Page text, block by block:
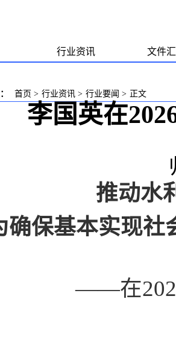
行业资讯 文件
首页 > 行业资讯 > 行业要闻 > 正文
李国英在
推动水
确保基本实现社
——在